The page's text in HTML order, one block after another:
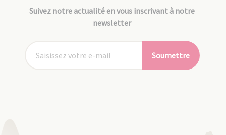
Suivez notre actualité en vous inscrivant à notre
newsletter
Soumettre